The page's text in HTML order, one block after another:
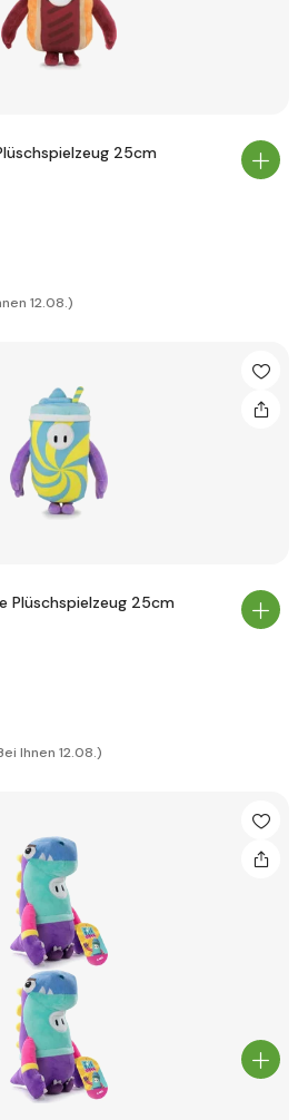
25cm
12.08.)
Plüschspielzeug 25cm
Ihnen 12.08.)